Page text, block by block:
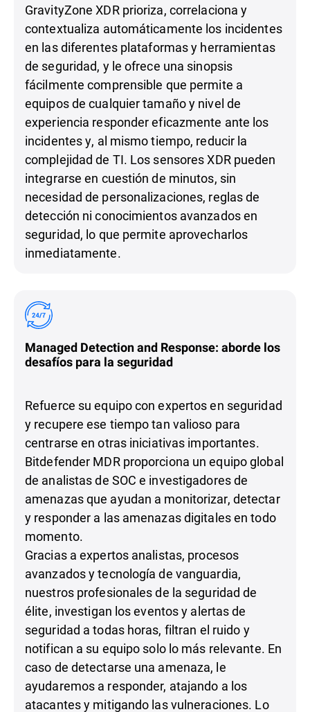
GravityZone XDR prioriza, correlaciona y
contextualiza automáticamente los incidentes
en las diferentes plataformas y herramientas
de seguridad, y le ofrece una sinopsis
fácilmente comprensible que permite a
equipos de cualquier tamaño y nivel de
experiencia responder eficazmente ante los
incidentes y, al mismo tiempo, reducir la
complejidad de TI. Los sensores XDR pueden
integrarse en cuestión de minutos, sin
necesidad de personalizaciones, reglas de
detección ni conocimientos avanzados en
seguridad, lo que permite aprovecharlos
inmediatamente.
Managed Detection and Response: aborde los
desafíos para la seguridad
Refuerce su equipo con expertos en seguridad
y recupere ese tiempo tan valioso para
centrarse en otras iniciativas importantes.
Bitdefender MDR proporciona un equipo global
de analistas de SOC e investigadores de
amenazas que ayudan a monitorizar, detectar
y responder a las amenazas digitales en todo
momento.
Gracias a expertos analistas, procesos
avanzados y tecnología de vanguardia,
nuestros profesionales de la seguridad de
élite, investigan los eventos y alertas de
seguridad a todas horas, filtran el ruido y
notifican a su equipo solo lo más relevante. En
caso de detectarse una amenaza, le
ayudaremos a responder, atajando a los
atacantes y mitigando las vulneraciones. Lo